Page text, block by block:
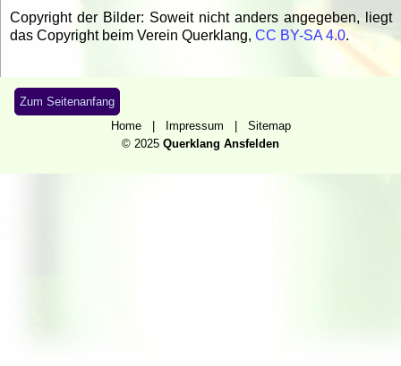
Copyright der Bilder: Soweit nicht anders angegeben, liegt
das Copyright beim Verein Querklang, CC BY-SA 4.0.
Zum Seitenanfang
Home| Impressum
Sitemap
© 2025 Querklang Ansfelden